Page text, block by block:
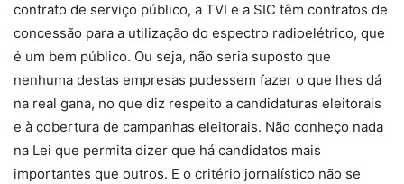
contrato de serviço público, a TVI e a SIC têm contratos de
concessão para a utilização do espectro radioelétrico, que
é um bem público. Ou seja, não seria suposto que
nenhuma destas empresas pudessem fazer o que lhes dá
na real gana, no que diz respeito a candidaturas eleitorais
e à cobertura de campanhas eleitorais. Não conheço nada
na Lei que permita dizer que há candidatos mais
importantes que outros. E o critério jornalístico não se